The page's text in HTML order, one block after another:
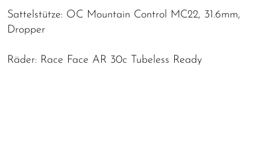
Sattelstütze: OC Mountain Control MC22, 31.6mm,
Dropper
Räder: Race Face AR 30c Tubeless Ready